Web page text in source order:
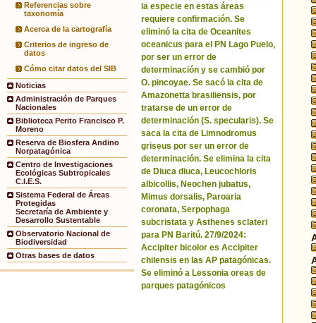
Referencias sobre
taxonomía
Acerca de la cartografía
Criterios de ingreso de
datos
Cómo citar datos del SIB
Noticias
Administración de Parques
Nacionales
Biblioteca Perito Francisco P.
Moreno
Reserva de Biosfera Andino
Norpatagónica
Centro de Investigaciones
Ecológicas Subtropicales
C.I.E.S.
Sistema Federal de Áreas
Protegidas
Secretaría de Ambiente y
Desarrollo Sustentable
Observatorio Nacional de
Biodiversidad
Otras bases de datos
la especie en estas áreas
requiere confirmación. Se
eliminó la cita de Oceanites
oceanicus para el PN Lago Puelo,
por ser un error de
determinación y se cambió por
O. pincoyae. Se sacó la cita de
Amazonetta brasiliensis, por
tratarse de un error de
determinación (S. specularis). Se
saca la cita de Limnodromus
griseus por ser un error de
determinación. Se elimina la cita
de Diuca diuca, Leucochloris
albicollis, Neochen jubatus,
Mimus dorsalis, Paroaria
coronata, Serpophaga
subcristata y Asthenes sclateri
para PN Baritú. 27/9/2024:
Accipiter bicolor es Accipiter
chilensis en las AP patagónicas.
Se eliminó a Lessonia oreas de
parques patagónicos